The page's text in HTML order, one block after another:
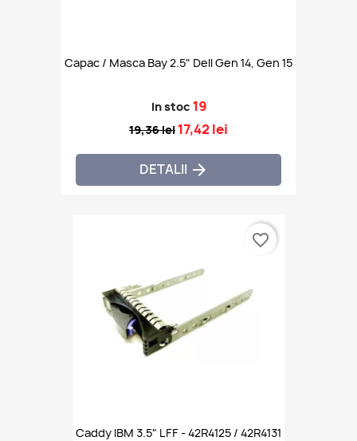
Capac / Masca Bay 2.5" Dell Gen 14, Gen 15
In stoc 19
19,36 lei17,42 lei
DETALII 
Caddy IBM 3.5" LFF - 42R4125 / 42R4131
favorite_border